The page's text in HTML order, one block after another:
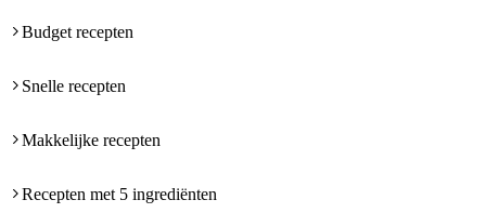
Budget recepten
Snelle recepten
Makkelijke recepten
Recepten met 5 ingrediënten